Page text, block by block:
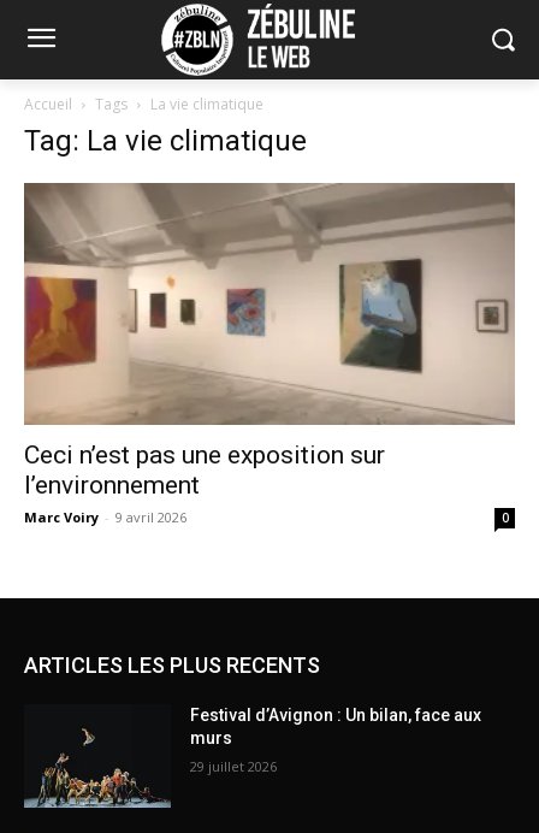
Accueil Tags La vie climatique
Tag: La vie climatique
Ceci n’est pas une exposition sur
l’environnement
Marc Voiry - 9 avril 2026 0
ARTICLES LES PLUS RECENTS
Festival d’Avignon : Un bilan, face aux
murs
29 juillet 2026